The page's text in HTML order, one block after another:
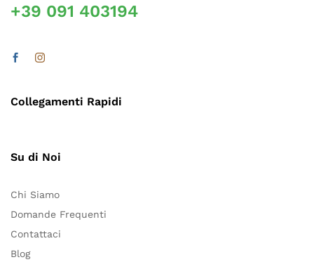
+39 091 403194
Collegamenti Rapidi
Su di Noi
Chi Siamo
Domande Frequenti
Contattaci
Blog